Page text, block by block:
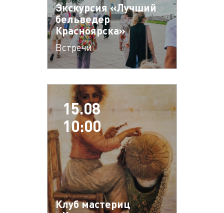
Экскурсия «Лучший
бельведер
Красноярска»
Встречи
15.08
10:00
Клуб мастериц